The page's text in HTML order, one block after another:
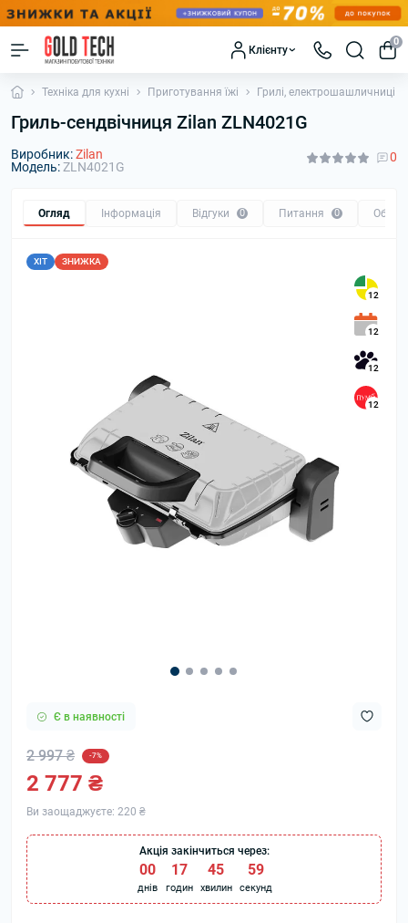
Клієнту
0
Техніка для кухні Приготування їжі Грилі, електрошашличниці
Гриль-сендвічниця Zilan ZLN4021G
Виробник:Zilan
Модель:ZLN4021G
0
Огляд Інформація Відгуки 0 Питання 0 Обмін
ХІТ ЗНИЖКА
12
12
12
12
Є в наявності
2 997 ₴ -7%
2 777 ₴
Ви заощаджуєте: 220 ₴
Акція закінчиться через:
00
днів
17
годин
45
хвилин
58
секунд